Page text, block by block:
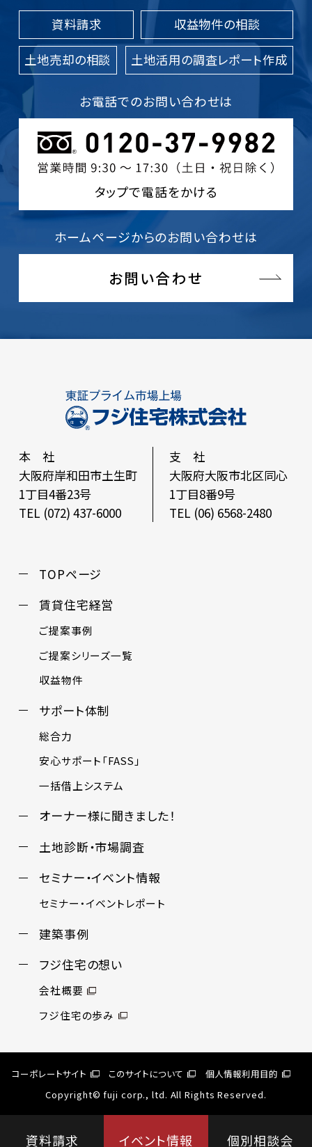
資料請求 収益物件の相談
土地売却の相談 土地活用の調査レポート作成
お電話でのお問い合わせは
タップで電話をかける
ホームページからのお問い合わせは
お問い合わせ
本 社
大阪府岸和田市土生町
1丁目4番23号
TEL (072) 437-6000
支 社
大阪府大阪市北区同心
1丁目8番9号
TEL (06) 6568-2480
TOPページ
賃貸住宅経営
ご提案事例
ご提案シリーズ一覧
収益物件
サポート体制
総合力
安心サポート「FASS」
一括借上システム
オーナー様に聞きました！
土地診断・市場調査
セミナー・イベント情報
セミナー・イベントレポート
建築事例
フジ住宅の想い
会社概要
フジ住宅の歩み
コーポレートサイト このサイトについて
個人情報利用目的
Copyright© fuji corp., ltd. All Rights Reserved.
資料請求 イベント情報 個別相談会